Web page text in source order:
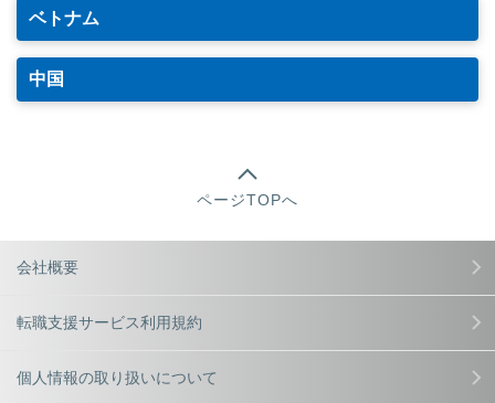
ベトナム
中国
ページTOPへ
会社概要
転職支援サービス利用規約
個人情報の取り扱いについて